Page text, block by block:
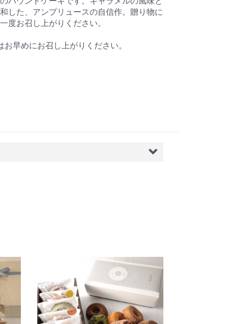
した、アンプリュースの自信作。贈り物に
度お召し上がりください。
早めにお召し上がりください。